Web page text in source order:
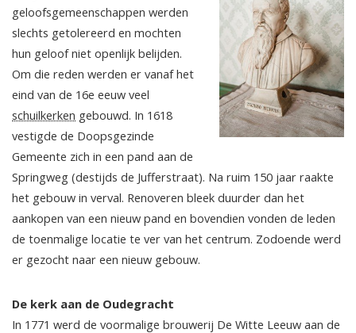
geloofsgemeenschappen werden
slechts getolereerd en mochten
hun geloof niet openlijk belijden.
Om die reden werden er vanaf het
eind van de 16e eeuw veel
schuilkerken gebouwd. In 1618
vestigde de Doopsgezinde
Gemeente zich in een pand aan de
Springweg (destijds de Jufferstraat). Na ruim 150 jaar raakte
het gebouw in verval. Renoveren bleek duurder dan het
aankopen van een nieuw pand en bovendien vonden de leden
de toenmalige locatie te ver van het centrum. Zodoende werd
er gezocht naar een nieuw gebouw.
De kerk aan de Oudegracht
In 1771 werd de voormalige brouwerij De Witte Leeuw aan de